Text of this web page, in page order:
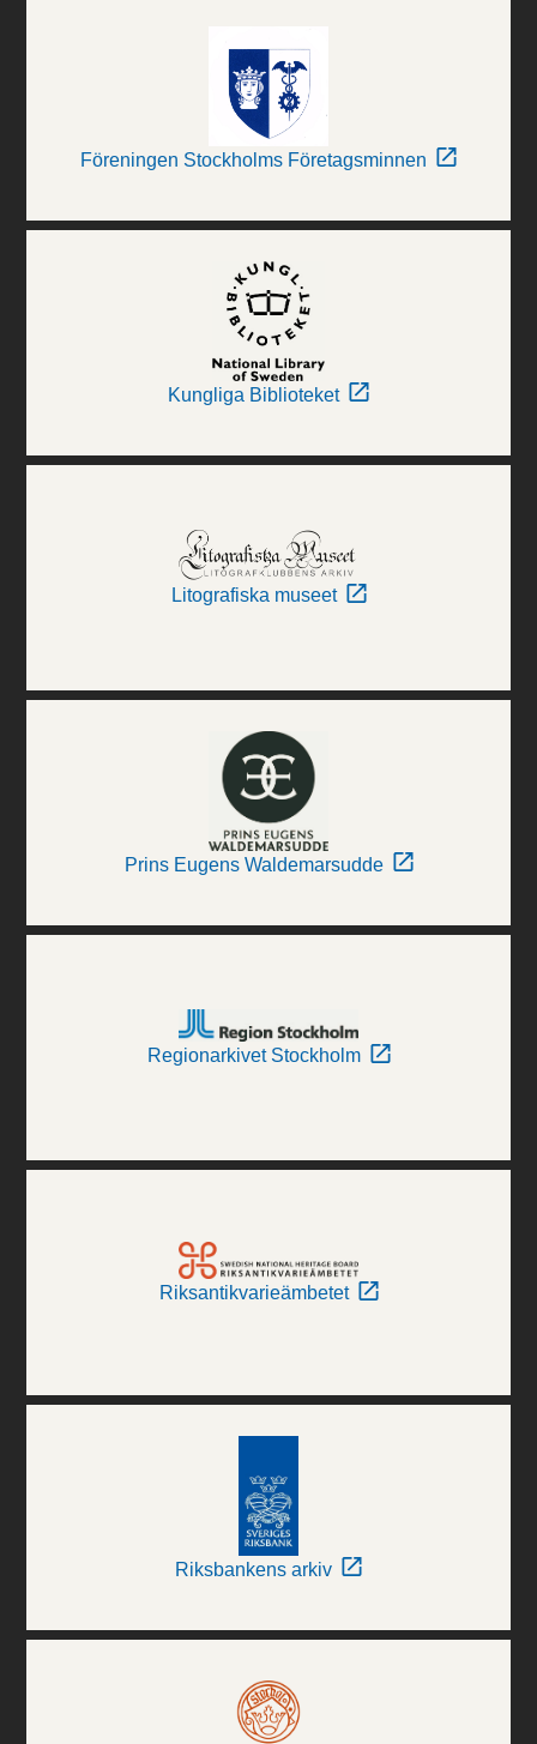
Föreningen Stockholms Företagsminnen
Kungliga Biblioteket
Litografiska museet
Prins Eugens Waldemarsudde
Regionarkivet Stockholm
Riksantikvarieämbetet
Riksbankens arkiv